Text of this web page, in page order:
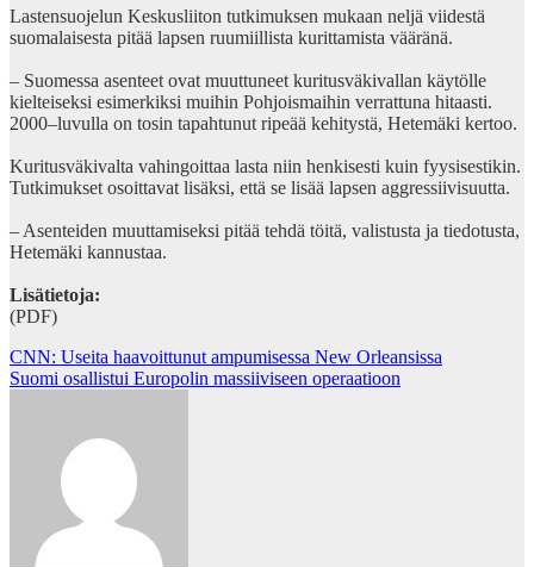
Lastensuojelun Keskusliiton tutkimuksen mukaan neljä viidestä
suomalaisesta pitää lapsen ruumiillista kurittamista vääränä.
– Suomessa asenteet ovat muuttuneet kuritusväkivallan käytölle
kielteiseksi esimerkiksi muihin Pohjoismaihin verrattuna hitaasti.
2000–luvulla on tosin tapahtunut ripeää kehitystä, Hetemäki kertoo.
Kuritusväkivalta vahingoittaa lasta niin henkisesti kuin fyysisestikin.
Tutkimukset osoittavat lisäksi, että se lisää lapsen aggressiivisuutta.
– Asenteiden muuttamiseksi pitää tehdä töitä, valistusta ja tiedotusta,
Hetemäki kannustaa.
Lisätietoja:
(PDF)
Post
navigation
CNN: Useita haavoittunut ampumisessa New Orleansissa
Suomi osallistui Europolin massiiviseen operaatioon